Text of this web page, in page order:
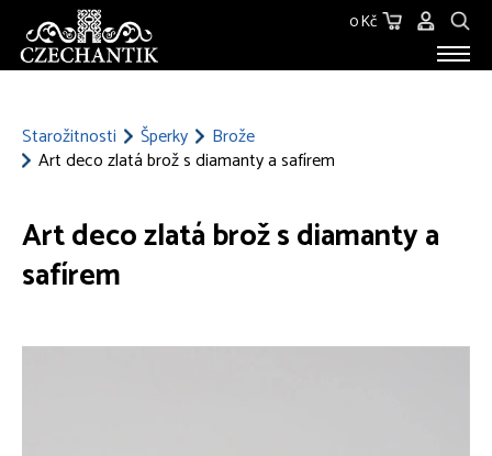
0 Kč
Starožitnosti Šperky
Brože
Art deco zlatá brož s diamanty a safírem
Art deco zlatá brož s diamanty a
safírem